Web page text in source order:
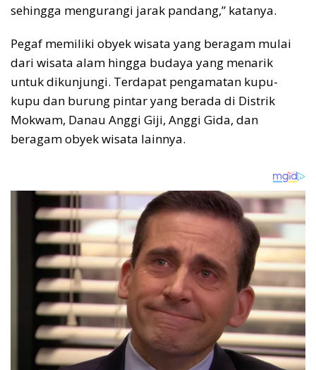
sehingga mengurangi jarak pandang,” katanya.
Pegaf memiliki obyek wisata yang beragam mulai
dari wisata alam hingga budaya yang menarik
untuk dikunjungi. Terdapat pengamatan kupu-
kupu dan burung pintar yang berada di Distrik
Mokwam, Danau Anggi Giji, Anggi Gida, dan
beragam obyek wisata lainnya.